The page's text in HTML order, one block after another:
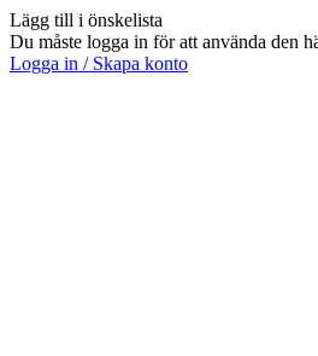
Lägg till i önskelista
Du måste logga in för att använda den
Logga in / Skapa konto